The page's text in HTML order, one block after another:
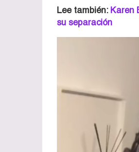
Lee también: Karen
su separación